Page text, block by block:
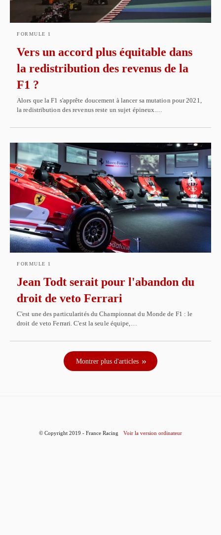
FORMULE 1
Vers un accord plus équitable dans
la redistribution des revenus de la
F1 ?
Alors que la F1 s'apprête doucement à lancer sa mutation pour 2021,
la redistribution des revenus reste un sujet épineux.…
FORMULE 1
Jean Todt serait pour l'abandon du
droit de veto Ferrari
C'est une des particularités du Championnat du Monde de F1 : le
droit de veto Ferrari. C'est la seule équipe,…
Montrer plus d'articles
© Copyright 2019 - France Racing Voir la version ordinateur